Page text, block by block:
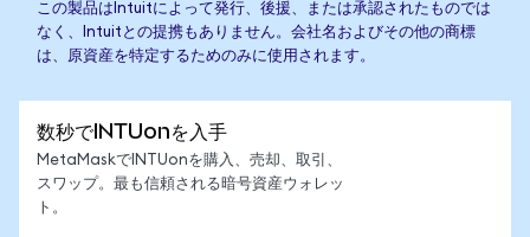
この製品はIntuitによって発行、後援、または承認されたものでは
なく、Intuitとの提携もありません。会社名およびその他の商標
は、原資産を特定するためのみに使用されます。
数秒でINTUonを入手
MetaMaskでINTUonを購入、売却、取引、
スワップ。最も信頼される暗号資産ウォレッ
ト。